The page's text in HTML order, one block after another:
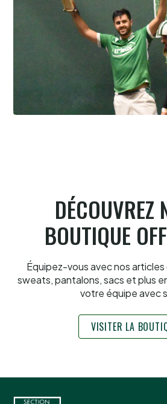
DÉCOUVREZ
BOUTIQUE
Équipez-vous avec nos
sweats, pantalons, sacs et plus
votre équipe avec
VISITER LA